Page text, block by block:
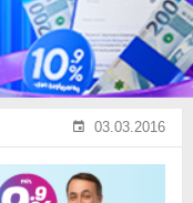
03.03.2016